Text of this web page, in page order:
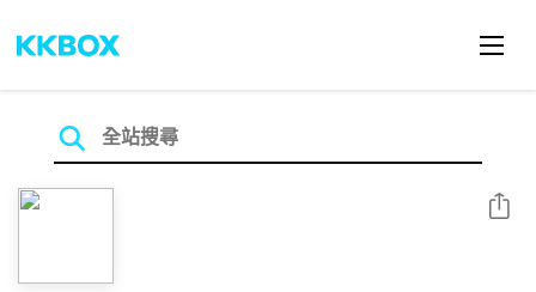
分享